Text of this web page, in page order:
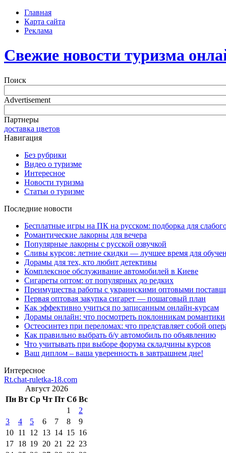
Главная
Карта сайта
Реклама
Свежие новости туризма
Поиск
Advertisement
Партнеры
доставка цветов
Навигация
Без рубрики
Видео о туризме
Интересное
Новости туризма
Статьи о туризме
Последние новости
Бесплатные игры на ПК на русском: подборка для
Романтические лакорны для вечера
Популярные лакорны с русской озвучкой
Сливы курсов: летние скидки — лучшее время для
Дорамы для тех, кто любит детективы
Комплексное обслуживание автомобилей в Киеве
Сигареты оптом: от популярных до редких
Преимущества работы с украинскими оптовыми
Первая оптовая закупка сигарет — пошаговый план
Как эффективно учиться по записанным онлайн-курсам
Дорамы онлайн: что посмотреть поклонникам романтики
Остеосинтез при переломах: что представляет собой
Как правильно выбрать б/у автомобиль по объявлению
Что учитывать при выборе форума складчины курсов
Ваш диплом – ваша уверенность в завтрашнем дне!
Интересное
Rt.chat-ruletka-18.com
Август 2026
Пн Вт Ср Чт Пт Сб Вс
1
2
3
4 5 6 7 8
9
10 11 12 13 14 15 16
17 18 19 20 21 22 23